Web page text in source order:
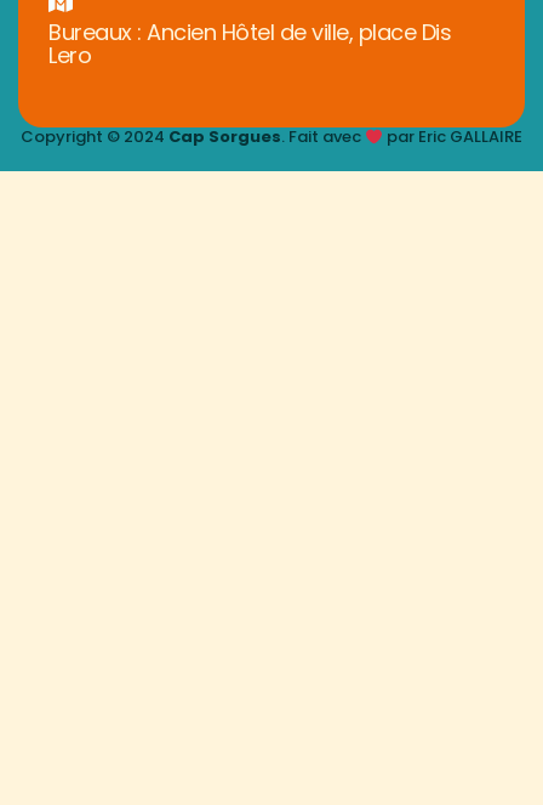
Bureaux : Ancien Hôtel de ville, place Dis
Lero
Copyright © 2024 Cap Sorgues. Fait avec par Eric GALLAIRE